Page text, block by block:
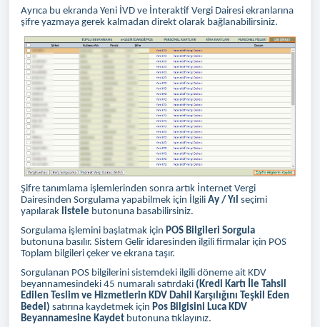
Ayrıca bu ekranda Yeni İVD ve İnteraktif Vergi Dairesi ekranlarına
şifre yazmaya gerek kalmadan direkt olarak bağlanabilirsiniz.
Şifre tanımlama işlemlerinden sonra artık İnternet Vergi
Dairesinden Sorgulama yapabilmek için İlgili Ay / Yıl seçimi
yapılarak listele butonuna basabilirsiniz.
Sorgulama işlemini başlatmak için POS Bilgileri Sorgula
butonuna basılır. Sistem Gelir idaresinden ilgili firmalar için POS
Toplam bilgileri çeker ve ekrana taşır.
Sorgulanan POS bilgilerini sistemdeki ilgili döneme ait KDV
beyannamesindeki 45 numaralı satırdaki (Kredi Kartı İle Tahsil
Edilen Teslim ve Hizmetlerin KDV Dahil Karşılığını Teşkil Eden
Bedel) satırına kaydetmek için Pos Bilgisini Luca KDV
Beyannamesine Kaydet butonuna tıklayınız.